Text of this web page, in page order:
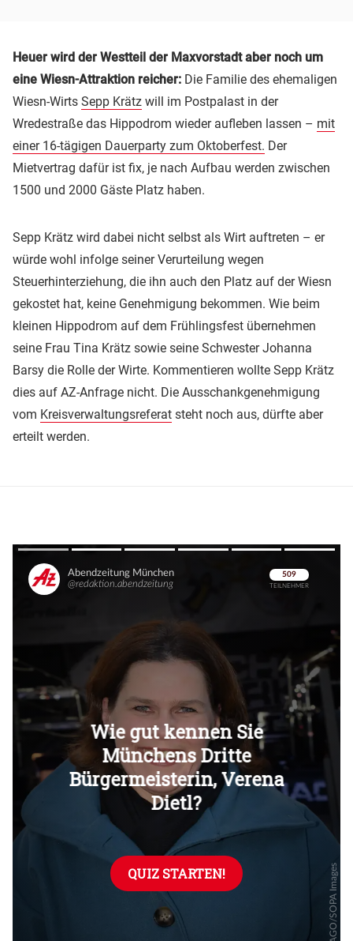
Heuer wird der Westteil der Maxvorstadt aber noch um
eine Wiesn-Attraktion reicher: Die Familie des ehemaligen
Wiesn-Wirts Sepp Krätz will im Postpalast in der
Wredestraße das Hippodrom wieder aufleben lassen – mit
einer 16-tägigen Dauerparty zum Oktoberfest. Der
Mietvertrag dafür ist fix, je nach Aufbau werden zwischen
1500 und 2000 Gäste Platz haben.
Sepp Krätz wird dabei nicht selbst als Wirt auftreten – er
würde wohl infolge seiner Verurteilung wegen
Steuerhinterziehung, die ihn auch den Platz auf der Wiesn
gekostet hat, keine Genehmigung bekommen. Wie beim
kleinen Hippodrom auf dem Frühlingsfest übernehmen
seine Frau Tina Krätz sowie seine Schwester Johanna
Barsy die Rolle der Wirte. Kommentieren wollte Sepp Krätz
dies auf AZ-Anfrage nicht. Die Ausschankgenehmigung
vom Kreisverwaltungsreferat steht noch aus, dürfte aber
erteilt werden.
Überspringen
Überspringen